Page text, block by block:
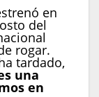
en
del
rogar.
tardado,
una
en